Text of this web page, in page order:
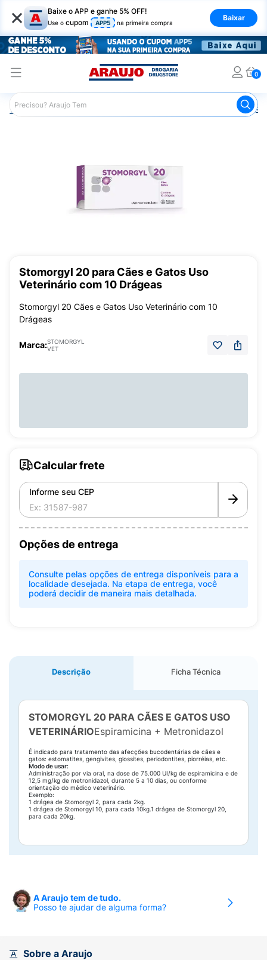
× Baixe o APP e ganhe 5% OFF!
Use o cupom APP5 na primeira compra
Baixar
0
Araujo Pet Shop Antibiótico Canino
Stomorgyl 20 para Cães e Gatos Uso
Veterinário com 10 Drágeas
Stomorgyl 20 Cães e Gatos Uso Veterinário com 10
Drágeas
Marca:STOMORGYL
VET
Calcular frete
Informe seu CEP
Opções de entrega
Consulte pelas opções de entrega disponíveis para a
localidade desejada. Na etapa de entrega, você
poderá decidir de maneira mais detalhada.
Descrição Ficha Técnica
STOMORGYL 20 PARA CÃES E GATOS USO
VETERINÁRIOEspiramicina + Metronidazol
É indicado para tratamento das afecções bucodentárias de cães e
gatos: estomatites, gengivites, glossites, periodontites, piorréias, etc.
Modo de usar:
Administração por via oral, na dose de 75.000 UI/kg de espiramicina e de
12,5 mg/kg de metronidazol, durante 5 a 10 dias, ou conforme
orientação do médico veterinário.
Exemplo:
1 drágea de Stomorgyl 2, para cada 2kg.
1 drágea de Stomorgyl 10, para cada 10kg.1 drágea de Stomorgyl 20,
para cada 20kg.
A Araujo tem de tudo.
Posso te ajudar de alguma forma?
Sobre a Araujo